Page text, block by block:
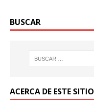
BUSCAR
ACERCA DE ESTE SITIO